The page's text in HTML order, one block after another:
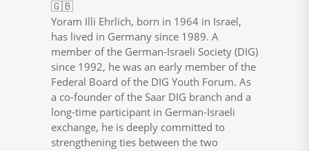
🇬🇧
Yoram Illi Ehrlich, born in 1964 in Israel,
has lived in Germany since 1989. A
member of the German-Israeli Society (DIG)
since 1992, he was an early member of the
Federal Board of the DIG Youth Forum. As
a co-founder of the Saar DIG branch and a
long-time participant in German-Israeli
exchange, he is deeply committed to
strengthening ties between the two